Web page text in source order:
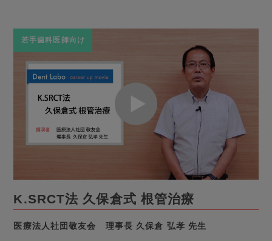
若手歯科医師向け
K.SRCT法 久保倉式 根管治療
医療法人社団敬友会 理事長 久保倉 弘孝 先生